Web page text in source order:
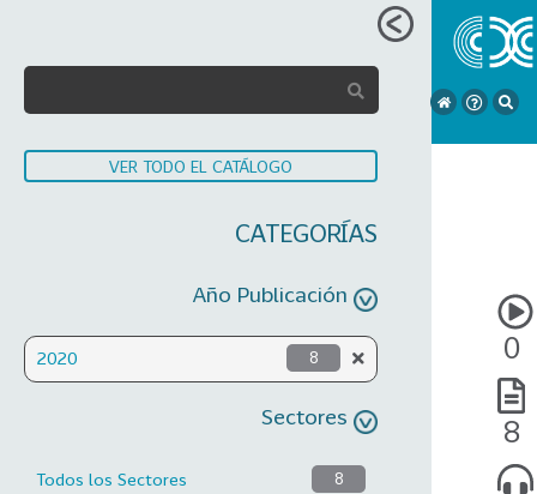
VER TODO EL CATÁLOGO
CATEGORÍAS
Año Publicación
2020 8
Sectores
Todos los Sectores 8
0
8